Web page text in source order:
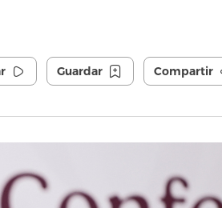
Guardar Compartir